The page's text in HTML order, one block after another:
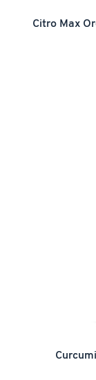
Citro Max